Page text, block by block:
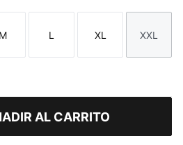
Talla
M
Talla
L
Talla
XL
Talla
XXL
AL CARRITO